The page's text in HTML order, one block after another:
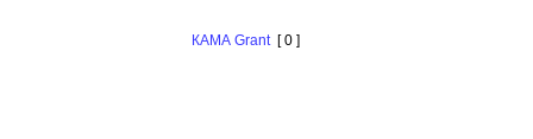
КАМА Grant[ 0 ]